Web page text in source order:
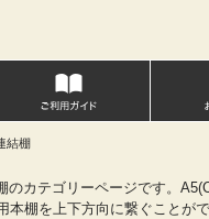
結棚
のカテゴリーページです。
本棚を上下方向に繋ぐことがで